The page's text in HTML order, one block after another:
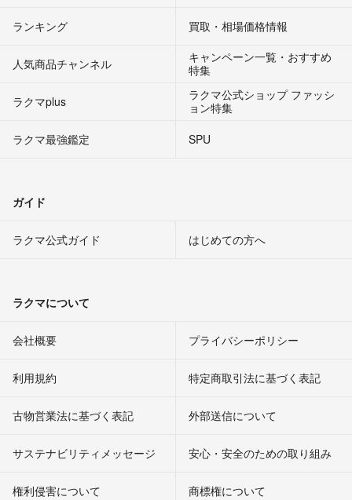
ランキング 買取・相場価格情報
人気商品チャンネル
キャンペーン一覧・おすすめ
特集
ラクマplus
ラクマ公式ショップ ファッシ
ョン特集
ラクマ最強鑑定
SPU
ガイド
ラクマ公式ガイド はじめての方へ
ラクマについて
会社概要 プライバシーポリシー
利用規約 特定商取引法に基づく表記
古物営業法に基づく表記 外部送信について
サステナビリティメッセージ 安心・安全のための取り組み
権利侵害について
商標権について